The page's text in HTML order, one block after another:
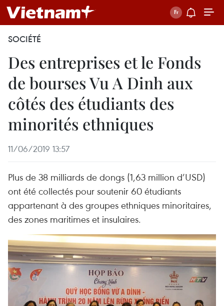
SOCIÉTÉ
Des entreprises et le Fonds
de bourses Vu A Dinh aux
côtés des étudiants des
minorités ethniques
11/06/2019 13:57
Plus de 38 milliards de dongs (1,63 million d’USD)
ont été collectés pour soutenir 60 étudiants
appartenant à des groupes ethniques minoritaires,
des zones maritimes et insulaires.